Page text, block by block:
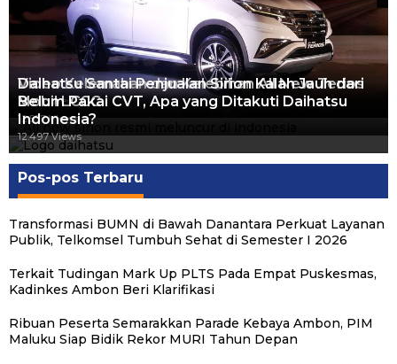
Video Kelemahan dan Kelebihan All New Terios
13.422 Views
Daihatsu Santai Penjualan Sirion Kalah Jauh dari
Mobil LCGC
12.557 Views
Belum Pakai CVT, Apa yang Ditakuti Daihatsu
Indonesia?
12.497 Views
Pos-pos Terbaru
Transformasi BUMN di Bawah Danantara Perkuat Layanan
Publik, Telkomsel Tumbuh Sehat di Semester I 2026
Terkait Tudingan Mark Up PLTS Pada Empat Puskesmas,
Kadinkes Ambon Beri Klarifikasi
Ribuan Peserta Semarakkan Parade Kebaya Ambon, PIM
Maluku Siap Bidik Rekor MURI Tahun Depan